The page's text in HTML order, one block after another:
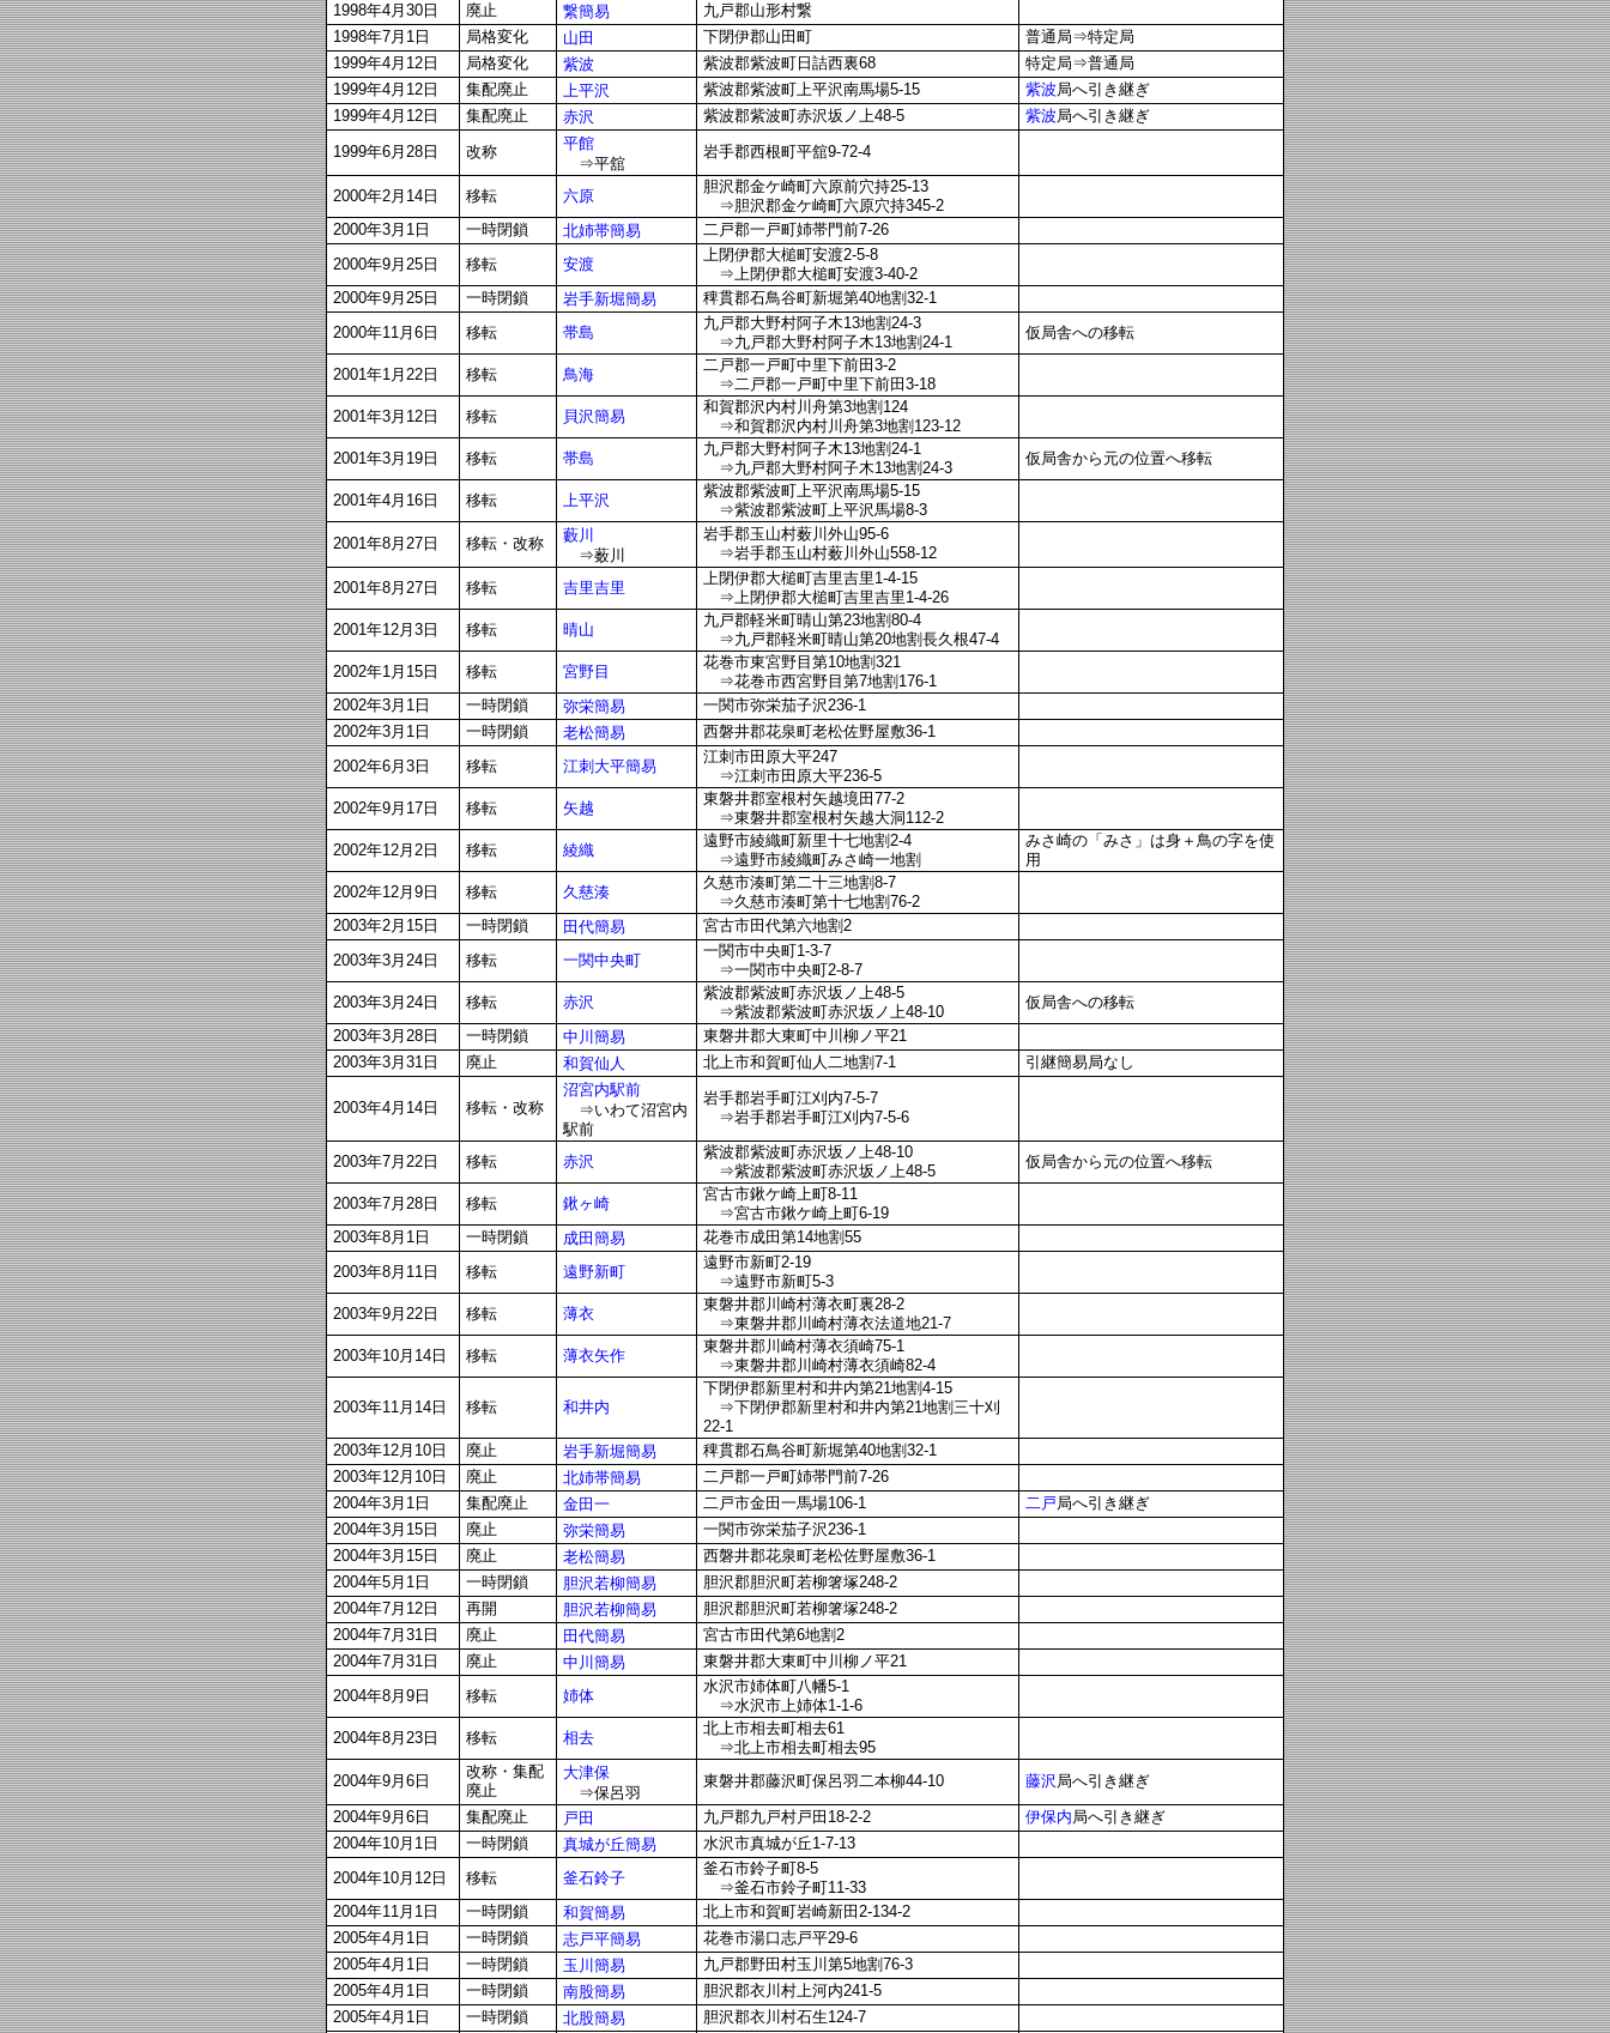
1998年4月30日 廃止 繋簡易
九戸郡山形村繋
1998年7月1日
局格変化 山田 下閉伊郡山田町
普通局⇒特定局
1999年4月12日
局格変化 紫波 紫波郡紫波町日詰西裏68
特定局⇒普通局
1999年4月12日
集配廃止 上平沢 紫波郡紫波町上平沢南馬場5-15 紫波局へ引き継ぎ
1999年4月12日
集配廃止 赤沢 紫波郡紫波町赤沢坂ノ上48-5 紫波局へ引き継ぎ
1999年6月28日
改称
平館
⇒平舘
岩手郡西根町平舘9-72-4
2000年2月14日 移転 六原
胆沢郡金ケ崎町六原前穴持25-13
⇒胆沢郡金ケ崎町六原穴持345-2
2000年3月1日
一時閉鎖 北姉帯簡易
二戸郡一戸町姉帯門前7-26
2000年9月25日
移転 安渡
上閉伊郡大槌町安渡2-5-8
⇒上閉伊郡大槌町安渡3-40-2
2000年9月25日
一時閉鎖 岩手新堀簡易
稗貫郡石鳥谷町新堀第40地割32-1
2000年11月6日
移転 帯島
九戸郡大野村阿子木13地割24-3
⇒九戸郡大野村阿子木13地割24-1
仮局舎への移転
2001年1月22日 移転 鳥海
二戸郡一戸町中里下前田3-2
⇒二戸郡一戸町中里下前田3-18
2001年3月12日
移転 貝沢簡易
和賀郡沢内村川舟第3地割124
⇒和賀郡沢内村川舟第3地割123-12
2001年3月19日
移転 帯島
九戸郡大野村阿子木13地割24-1
⇒九戸郡大野村阿子木13地割24-3
仮局舎から元の位置へ移転
2001年4月16日 移転 上平沢
紫波郡紫波町上平沢南馬場5-15
⇒紫波郡紫波町上平沢馬場8-3
2001年8月27日
移転・改称
藪川
⇒薮川
岩手郡玉山村薮川外山95-6
⇒岩手郡玉山村薮川外山558-12
2001年8月27日
移転 吉里吉里
上閉伊郡大槌町吉里吉里1-4-15
⇒上閉伊郡大槌町吉里吉里1-4-26
2001年12月3日
移転 晴山
九戸郡軽米町晴山第23地割80-4
⇒九戸郡軽米町晴山第20地割長久根47-4
2002年1月15日
移転 宮野目
花巻市東宮野目第10地割321
⇒花巻市西宮野目第7地割176-1
2002年3月1日
一時閉鎖 弥栄簡易
一関市弥栄茄子沢236-1
2002年3月1日
一時閉鎖 老松簡易
西磐井郡花泉町老松佐野屋敷36-1
2002年6月3日
移転 江刺大平簡易
江刺市田原大平247
⇒江刺市田原大平236-5
2002年9月17日
移転 矢越
東磐井郡室根村矢越境田77-2
⇒東磐井郡室根村矢越大洞112-2
2002年12月2日
移転 綾織
遠野市綾織町新里十七地割2-4
⇒遠野市綾織町みさ崎一地割
みさ崎の「みさ」は身＋鳥の字を使
用
2002年12月9日
移転 久慈湊
久慈市湊町第二十三地割8-7
⇒久慈市湊町第十七地割76-2
2003年2月15日
一時閉鎖 田代簡易
宮古市田代第六地割2
2003年3月24日
移転 一関中央町
一関市中央町1-3-7
⇒一関市中央町2-8-7
2003年3月24日
移転 赤沢
紫波郡紫波町赤沢坂ノ上48-5
⇒紫波郡紫波町赤沢坂ノ上48-10
仮局舎への移転
2003年3月28日
一時閉鎖 中川簡易
東磐井郡大東町中川柳ノ平21
2003年3月31日
廃止 和賀仙人 北上市和賀町仙人二地割7-1 引継簡易局なし
2003年4月14日 移転・改称
沼宮内駅前
⇒いわて沼宮内
駅前
岩手郡岩手町江刈内7-5-7
⇒岩手郡岩手町江刈内7-5-6
2003年7月22日 移転 赤沢
紫波郡紫波町赤沢坂ノ上48-10
⇒紫波郡紫波町赤沢坂ノ上48-5
仮局舎から元の位置へ移転
2003年7月28日 移転 鍬ヶ崎
宮古市鍬ケ崎上町8-11
⇒宮古市鍬ケ崎上町6-19
2003年8月1日
一時閉鎖 成田簡易
花巻市成田第14地割55
2003年8月11日
移転 遠野新町
遠野市新町2-19
⇒遠野市新町5-3
2003年9月22日
移転 薄衣
東磐井郡川崎村薄衣町裏28-2
⇒東磐井郡川崎村薄衣法道地21-7
2003年10月14日
移転 薄衣矢作
東磐井郡川崎村薄衣須崎75-1
⇒東磐井郡川崎村薄衣須崎82-4
2003年11月14日 移転 和井内
下閉伊郡新里村和井内第21地割4-15
⇒下閉伊郡新里村和井内第21地割三十刈
22-1
2003年12月10日
廃止 岩手新堀簡易
稗貫郡石鳥谷町新堀第40地割32-1
2003年12月10日
廃止 北姉帯簡易
二戸郡一戸町姉帯門前7-26
2004年3月1日
集配廃止 金田一 二戸市金田一馬場106-1 二戸局へ引き継ぎ
2004年3月15日
廃止 弥栄簡易
一関市弥栄茄子沢236-1
2004年3月15日
廃止 老松簡易
西磐井郡花泉町老松佐野屋敷36-1
2004年5月1日
一時閉鎖 胆沢若柳簡易
胆沢郡胆沢町若柳箸塚248-2
2004年7月12日
再開 胆沢若柳簡易
胆沢郡胆沢町若柳箸塚248-2
2004年7月31日
廃止 田代簡易
宮古市田代第6地割2
2004年7月31日
廃止 中川簡易
東磐井郡大東町中川柳ノ平21
2004年8月9日
移転 姉体
水沢市姉体町八幡5-1
⇒水沢市上姉体1-1-6
2004年8月23日
移転 相去
北上市相去町相去61
⇒北上市相去町相去95
2004年9月6日
改称・集配
廃止
大津保
⇒保呂羽
東磐井郡藤沢町保呂羽二本柳44-10 藤沢 局へ引き継ぎ
2004年9月6日
集配廃止 戸田 九戸郡九戸村戸田18-2-2 伊保内局へ引き継ぎ
2004年10月1日
一時閉鎖 真城が丘簡易
水沢市真城が丘1-7-13
2004年10月12日
移転 釜石鈴子
釜石市鈴子町8-5
⇒釜石市鈴子町11-33
2004年11月1日
一時閉鎖 和賀簡易
北上市和賀町岩崎新田2-134-2
2005年4月1日
一時閉鎖 志戸平簡易
花巻市湯口志戸平29-6
2005年4月1日
一時閉鎖 玉川簡易
九戸郡野田村玉川第5地割76-3
2005年4月1日
一時閉鎖 南股簡易
胆沢郡衣川村上河内241-5
2005年4月1日
一時閉鎖 北股簡易
胆沢郡衣川村石生124-7